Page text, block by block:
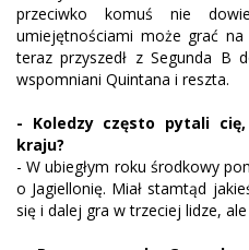
przeciwko komuś nie
umiejętnościami może grać
teraz przyszedł z Segunda B
wspomniani Quintana i reszta.
- Koledzy często pytali
kraju?
- W ubiegłym roku środkowy
o Jagiellonię. Miał stamtąd
się i dalej gra w trzeciej lidze,